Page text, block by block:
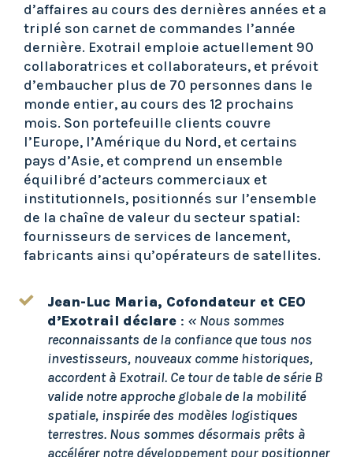
d’affaires au cours des dernières années et a
triplé son carnet de commandes l’année
dernière. Exotrail emploie actuellement 90
collaboratrices et collaborateurs, et prévoit
d’embaucher plus de 70 personnes dans le
monde entier, au cours des 12 prochains
mois. Son portefeuille clients couvre
l’Europe, l’Amérique du Nord, et certains
pays d’Asie, et comprend un ensemble
équilibré d’acteurs commerciaux et
institutionnels, positionnés sur l’ensemble
de la chaîne de valeur du secteur spatial:
fournisseurs de services de lancement,
fabricants ainsi qu’opérateurs de satellites.
Jean-Luc Maria, Cofondateur et CEO
d’Exotrail déclare : « Nous sommes
reconnaissants de la confiance que tous nos
investisseurs, nouveaux comme historiques,
accordent à Exotrail. Ce tour de table de série B
valide notre approche globale de la mobilité
spatiale, inspirée des modèles logistiques
terrestres. Nous sommes désormais prêts à
accélérer notre développement pour positionner